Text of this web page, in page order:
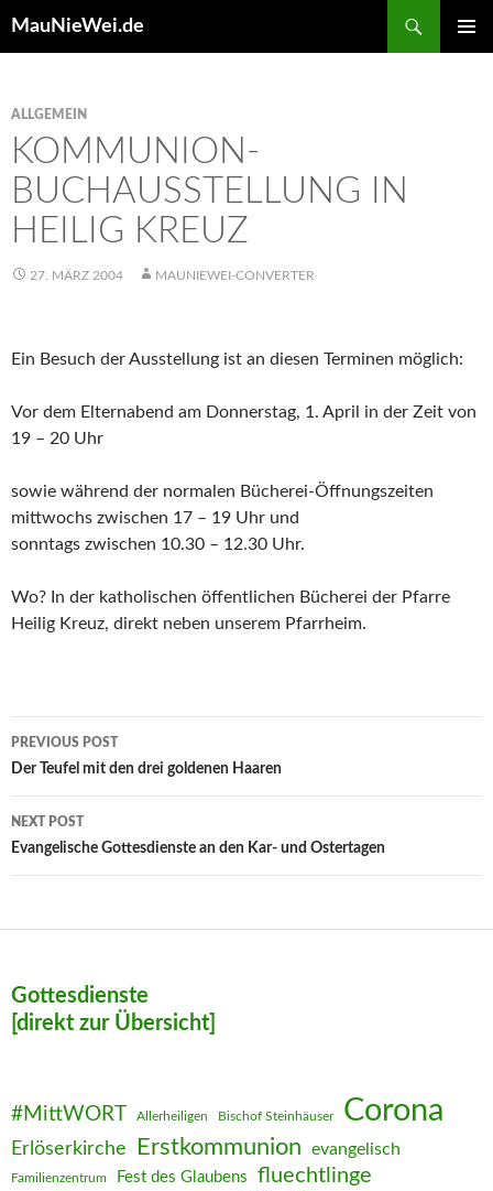
MauNieWei.de
ALLGEMEIN
KOMMUNION-
BUCHAUSSTELLUNG IN
HEILIG KREUZ
27. MÄRZ 2004 MAUNIEWEI-CONVERTER
Ein Besuch der Ausstellung ist an diesen Terminen möglich:
Vor dem Elternabend am Donnerstag, 1. April in der Zeit von
19 – 20 Uhr
sowie während der normalen Bücherei-Öffnungszeiten
mittwochs zwischen 17 – 19 Uhr und
sonntags zwischen 10.30 – 12.30 Uhr.
Wo? In der katholischen öffentlichen Bücherei der Pfarre
Heilig Kreuz, direkt neben unserem Pfarrheim.
Post
navigation
PREVIOUS POST
Der Teufel mit den drei goldenen Haaren
NEXT POST
Evangelische Gottesdienste an den Kar- und Ostertagen
Gottesdienste
[direkt zur Übersicht]
#MittWORT Allerheiligen Bischof Steinhäuser Corona
Erlöserkirche Erstkommunion evangelisch
Familienzentrum Fest des Glaubens fluechtlinge